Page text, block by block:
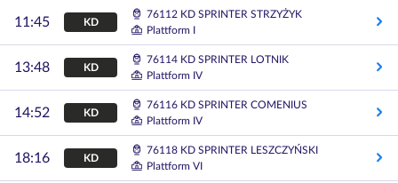
11:45 KD
76112 KD SPRINTER STRZYŻYK
Plattform I
13:48 KD
76114 KD SPRINTER LOTNIK
Plattform IV
14:52 KD
76116 KD SPRINTER COMENIUS
Plattform IV
18:16 KD
76118 KD SPRINTER LESZCZYŃSKI
Plattform VI